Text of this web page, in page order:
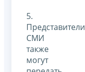
5.
Представители
СМИ
также
могут